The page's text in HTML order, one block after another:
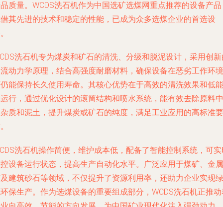
质量。WCDS洗石机作为中国选矿选煤网重点推荐的设备产
其先进的技术和稳定的性能，已成为众多选煤企业的首选设
洗石机专为煤炭和矿石的清洗、分级和脱泥设计，采用创
动力学原理，结合高强度耐磨材料，确保设备在恶劣工作环境
能保持长久使用寿命。其核心优势在于高效的清洗效果和低能
行，通过优化设计的滚筒结构和喷水系统，能有效去除原料中
质和泥土，提升煤炭或矿石的纯度，满足工业应用的高标准要
洗石机操作简便，维护成本低，配备了智能控制系统，可
设备运行状态，提高生产自动化水平。广泛应用于煤矿、金属
建筑砂石等领域，不仅提升了资源利用率，还助力企业实现绿
保生产。作为选煤设备的重要组成部分，WCDS洗石机正推